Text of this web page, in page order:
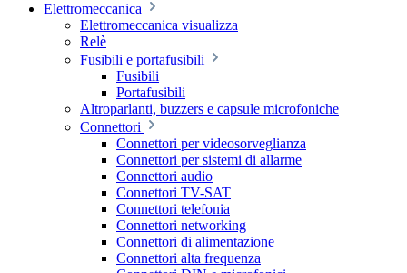
Elettromeccanica
Elettromeccanica visualizza
Relè
Fusibili e portafusibili
Fusibili
Portafusibili
Altroparlanti, buzzers e capsule microfoniche
Connettori
Connettori per videosorveglianza
Connettori per sistemi di allarme
Connettori audio
Connettori TV-SAT
Connettori telefonia
Connettori networking
Connettori di alimentazione
Connettori alta frequenza